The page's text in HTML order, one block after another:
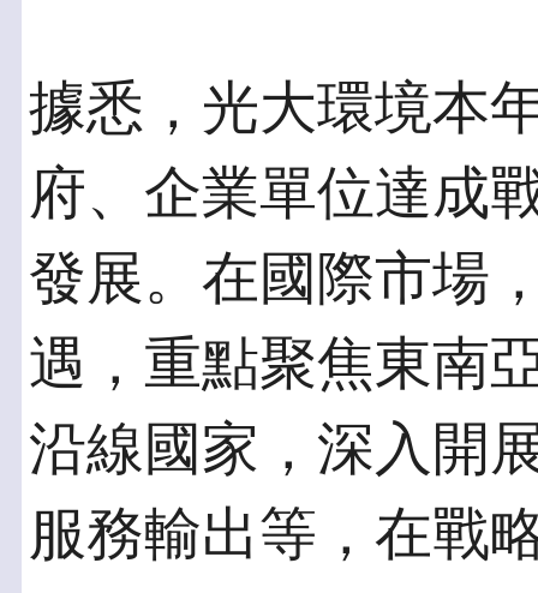
據悉，光大環境本
府、企業單位達成
發展。在國際市場
遇，重點聚焦東南
沿線國家，深入開
服務輸出等，在戰